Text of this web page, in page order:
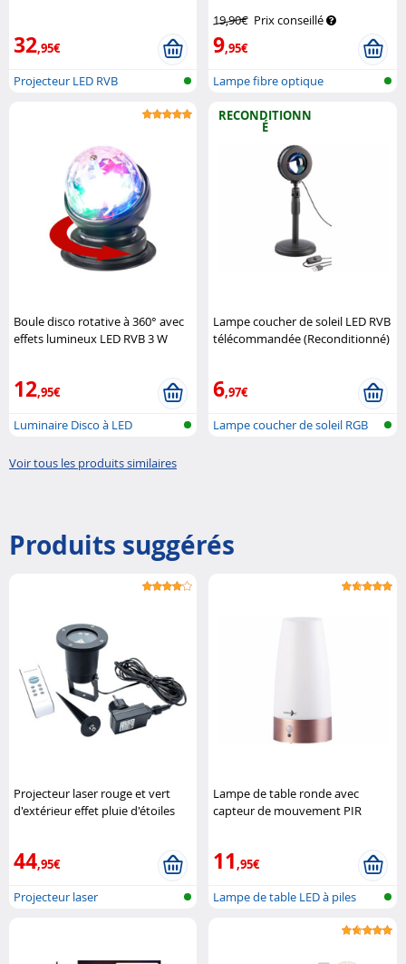
32,95€
Projecteur LED RVB
19,90€ Prix conseillé
9,95€
Lampe fibre optique
Boule disco rotative à 360° avec
effets lumineux LED RVB 3 W
12,95€
Luminaire Disco à LED
RECONDITIONN
É
Lampe coucher de soleil LED RVB
télécommandée (Reconditionné)
6,97€
Lampe coucher de soleil RGB
Voir tous les produits similaires
Produits suggérés
Projecteur laser rouge et vert
d'extérieur effet pluie d'étoiles
44,95€
Projecteur laser
Lampe de table ronde avec
capteur de mouvement PIR
11,95€
Lampe de table LED à piles